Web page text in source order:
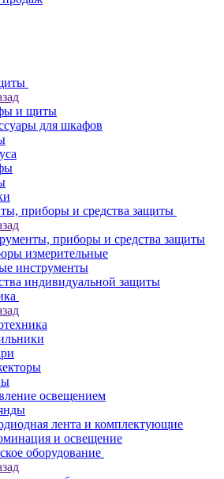
и щиты
для шкафов
приборы и средства защиты
приборы и средства защиты
измерительные
инструменты
индивидуальной защиты
освещением
лента и комплектующие
и освещение
оборудование